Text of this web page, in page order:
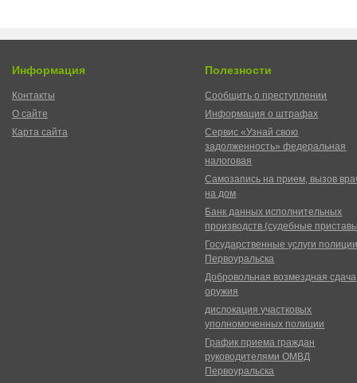
Информация
Контакты
О сайте
Карта сайта
Полезности
Сообщить о преступлении
Информация о штрафах
Сервис «Узнай свою
задолженность» федеральная
налоговая
Самозапись на прием, вызов
на дом
Банк данных исполнительных
производств (судебные
Государственные услуги
Первоуральска
Добровольная возмездная сдача
оружия
дислокация участковых
уполномоченных полиции
График приема граждан
руководителями ОМВД
Первоуральска